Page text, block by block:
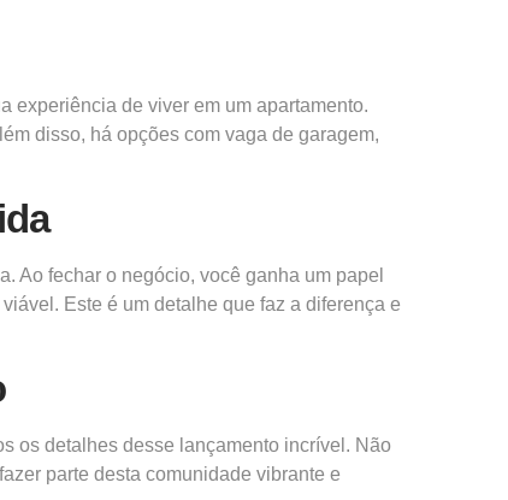
experiência de viver em um apartamento.
disso, há opções com vaga de garagem,
Ao fechar o negócio, você ganha um papel
Este é um detalhe que faz a diferença e
os detalhes desse lançamento incrível. Não
parte desta comunidade vibrante e